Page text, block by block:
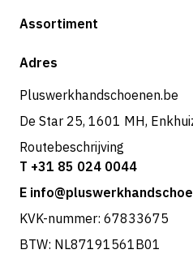
Betalingsmogelijkheden
Retouren & service
Assortiment
Shop
Adres
Pluswerkhandschoenen.be
De Star 25, 1601 MH,
Routebeschrijving
T +31 85 024 0044
E
KVK-nummer: 67833675
BTW: NL87191561B01